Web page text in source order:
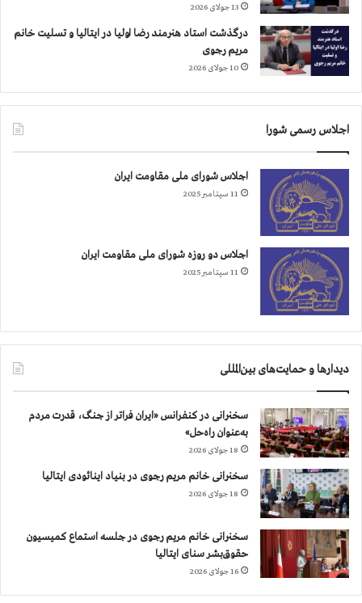
13 جولای 2026
درگذشت استاد هنرمند رضا اولیا در ایتالیا و تسلیت خانم
مریم رجوی
10 جولای 2026
اجلاس رسمی شورا
اجلاس شورای ملی مقاومت ایران
11 سپتامبر 2025
اجلاس دو روزه شورای ملی مقاومت ایران
11 سپتامبر 2025
دیدارها و حمایت‌های بین‌المللی
سخنرانی در کنفرانس «ایران فراتر از جنگ، قدرت مردم
به‌عنوان راه‌حل»
18 جولای 2026
سخنرانی خانم مریم رجوی در بنیاد اینائودی ایتالیا
18 جولای 2026
سخنرانی خانم مریم رجوی در جلسه استماع کمیسیون
حقوق‌بشر سنای ایتالیا
16 جولای 2026